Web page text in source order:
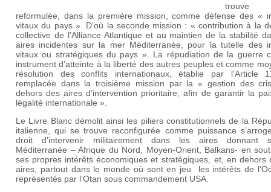
trouve
reformulée, dans la première mission, comme défense des «
vitaux du pays ». D’où la seconde mission : « contribution à la
collective de l’Alliance Atlantique et au maintien de la stabilité
aires incidentes sur la mer Méditerranée, pour la tutelle des
vitaux ou stratégiques du pays ». La répudiation de la guerre
instrument d’atteinte à la liberté des autres peuples et comme
résolution des conflits internationaux, établie par l’Article
remplacée dans la troisième mission par la « gestion des
dehors des aires d’intervention prioritaire, afin de garantir la
légalité internationale ».
Le Livre Blanc démolit ainsi les piliers constitutionnels de la
italienne, qui se trouve reconfigurée comme puissance
droit d’intervenir militairement dans les aires donnant
Méditerranée – Afrique du Nord, Moyen-Orient, Balkans- en
ses propres intérêts économiques et stratégiques, et, en dehors
aires, partout dans le monde où sont en jeu les intérêts de
représentés par l’Otan sous commandement USA.